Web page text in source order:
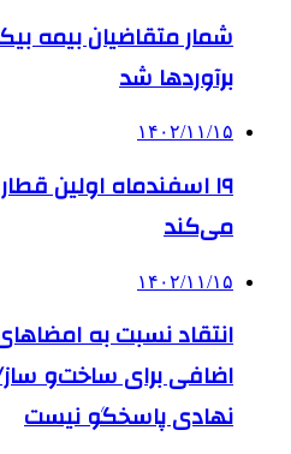
شمار متقاضیان بیمه
برآوردها شد
۱۴۰۲/۱۱/۱۵
۱۹ اسفندماه اولین
می‌کند
۱۴۰۲/۱۱/۱۵
انتقاد نسبت به
اضافی برای ساخت‌و
نهادی پاسخگو نیست